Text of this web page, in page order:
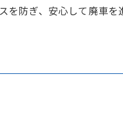
を防ぎ、安心して廃車を